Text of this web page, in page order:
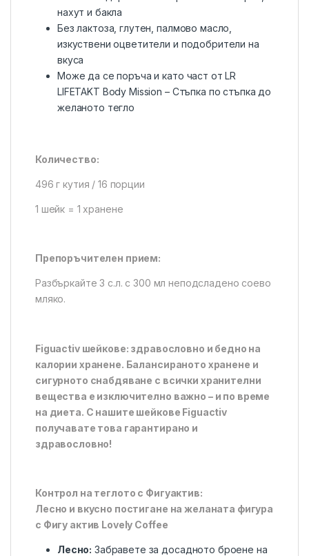
нахут и бакла
Без лактоза, глутен, палмово масло,
изкуствени оцветители и подобрители на
вкуса
Може да се поръча и като част от LR
LIFETAKT Body Mission – Стъпка по стъпка до
желаното тегло
Количество:
496 г кутия / 16 порции
1 шейк = 1 хранене
Препоръчителен прием:
Разбъркайте 3 с.л. с 300 мл неподсладено соево
мляко.
Figuactiv шейкове: здравословно и бедно на
калории хранене. Балансираното хранене и
сигурното снабдяване с всички хранителни
вещества е изключително важно – и по време
на диета. С нашите шейкове Figuactiv
получавате това гарантирано и
здравословно!
Контрол на теглото с Фигуактив:
Лесно и вкусно постигане на желаната фигура
с Фигу актив Lovely Coffee
Лесно: Забравете за досадното броене на